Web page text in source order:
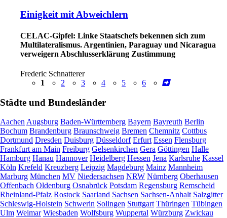
Einigkeit mit Abweichlern
CELAC-Gipfel: Linke Staatschefs bekennen sich zum
Multilateralismus. Argentinien, Paraguay und Nicaragua
verweigern Abschlusserklärung Zustimmung
Frederic Schnatterer
1
2 3 4 5 6
Städte und Bundesländer
Aachen Augsburg Baden-Württemberg Bayern Bayreuth Berlin
Bochum Brandenburg Braunschweig Bremen Chemnitz Cottbus
Dortmund Dresden Duisburg Düsseldorf Erfurt Essen Flensburg
Frankfurt am Main Freiburg Gelsenkirchen Gera Göttingen Halle
Hamburg Hanau Hannover Heidelberg Hessen Jena Karlsruhe Kassel
Köln Krefeld Kreuzberg Leipzig Magdeburg Mainz Mannheim
Marburg München MV Niedersachsen NRW Nürnberg Oberhausen
Offenbach Oldenburg Osnabrück Potsdam Regensburg Remscheid
Rheinland-Pfalz Rostock Saarland Sachsen Sachsen-Anhalt Salzgitter
Schleswig-Holstein Schwerin Solingen Stuttgart Thüringen Tübingen
Ulm Weimar Wiesbaden Wolfsburg Wuppertal Würzburg Zwickau